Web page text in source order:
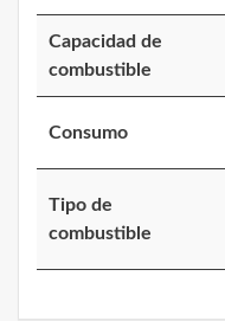
Capacidad de
combustible
Consumo
Tipo de
combustible